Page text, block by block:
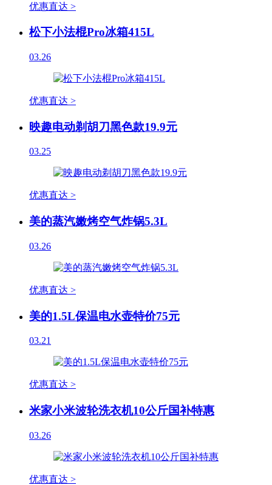
优惠直达 >
松下小法棍Pro冰箱415L
03.26
优惠直达 >
映趣电动剃胡刀黑色款19.9元
03.25
优惠直达 >
美的蒸汽嫩烤空气炸锅5.3L
03.26
优惠直达 >
美的1.5L保温电水壶特价75元
03.21
优惠直达 >
米家小米波轮洗衣机10公斤国补特惠
03.26
优惠直达 >